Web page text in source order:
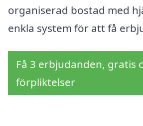
organiserad bostad med
enkla system för att få
Få 3 erbjudanden, gratis
förpliktelser